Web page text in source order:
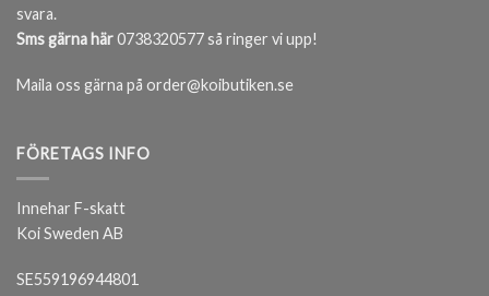
svara.
Sms gärna här0738320577 så ringer vi upp!
Maila oss gärna på order@koibutiken.se
FÖRETAGS INFO
Innehar F-skatt
Koi Sweden AB
SE559196944801